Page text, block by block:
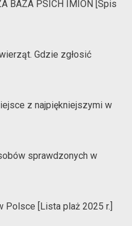
BAZA PSICH IMION [Spis
Gdzie zgłosić
z najpiękniejszymi w
sprawdzonych w
Polsce [Lista plaż 2025 r.]